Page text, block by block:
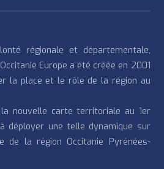
régionale et départementale,
Europe a été créée en 2001
la place et le rôle de la région au
la nouvelle carte territoriale au 1er
déployer une telle dynamique sur
de la région Occitanie Pyrénées-